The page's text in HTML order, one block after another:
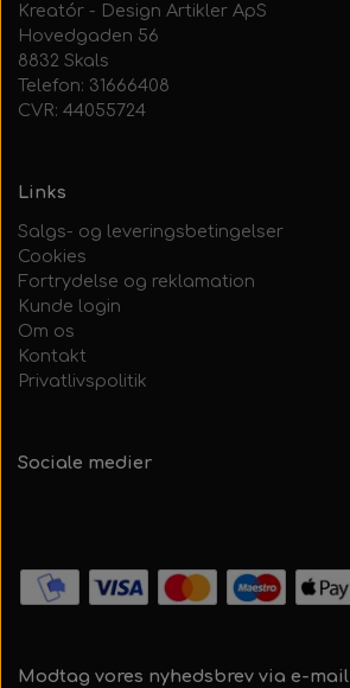
Kreatór - Design Artikler ApS
Hovedgaden 56
8832 Skals
Telefon: 31666408
CVR: 44055724
Links
Salgs- og leveringsbetingelser
Cookies
Fortrydelse og reklamation
Kunde login
Om os
Kontakt
Privatlivspolitik
Sociale medier
Modtag vores nyhedsbrev via e-mail